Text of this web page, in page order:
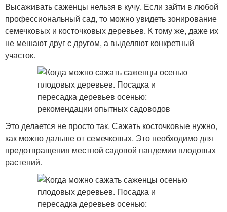
Высаживать саженцы нельзя в кучу. Если зайти в любой
профессиональный сад, то можно увидеть зонирование
семечковых и косточковых деревьев. К тому же, даже их
не мешают друг с другом, а выделяют конкретный
участок.
Это делается не просто так. Сажать косточковые нужно,
как можно дальше от семечковых. Это необходимо для
предотвращения местной садовой пандемии плодовых
растений.